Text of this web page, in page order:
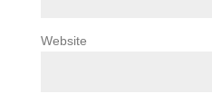
Website